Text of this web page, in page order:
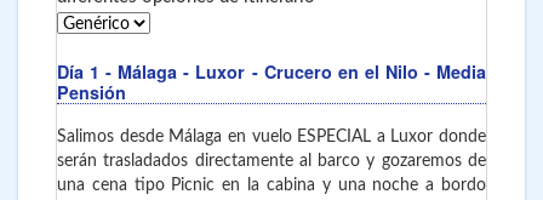
Día 1 - Málaga - Luxor - Crucero en el Nilo - Media
Pensión
Salimos desde Málaga en vuelo ESPECIAL a Luxor donde
serán trasladados directamente al barco y gozaremos de
una cena tipo Picnic en la cabina y una noche a bordo